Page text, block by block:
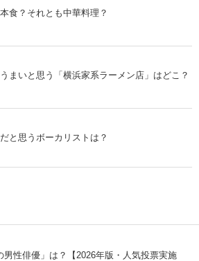
食？それとも中華料理？
まいと思う「横浜家系ラーメン店」はどこ？
と思うボーカリストは？
男性俳優」は？【2026年版・人気投票実施